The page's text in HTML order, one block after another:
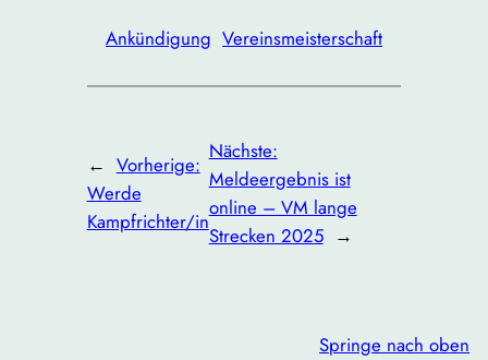
Ankündigung Vereinsmeisterschaft
← Vorherige:
Werde
Kampfrichter/in
Nächste:
Meldeergebnis ist
online – VM lange
Strecken 2025 →
Springe nach oben